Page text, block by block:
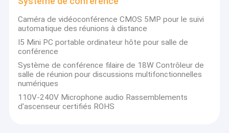
Caméra de vidéoconférence CMOS 5MP pour le suivi
automatique des réunions à distance
I5 Mini PC portable ordinateur hôte pour salle de
conférence
Système de conférence filaire de 18W Contrôleur de
salle de réunion pour discussions multifonctionnelles
numériques
110V-240V Microphone audio Rassemblements
d'ascenseur certifiés ROHS